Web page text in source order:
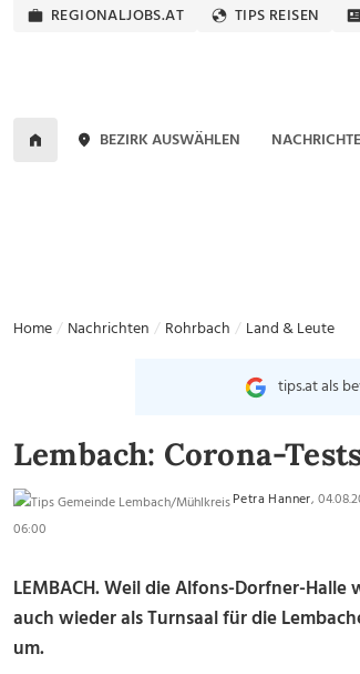
REGIONALJOBS.AT TIPS REISEN
BEZIRK AUSWÄHLEN
Home Nachrichten Rohrbach Land & Leute
tips.at als
Lembach: Corona-
Petra Hanner,
06:00
LEMBACH. Weil die Alfons-Dorfner-
auch wieder als Turnsaal für die
um.